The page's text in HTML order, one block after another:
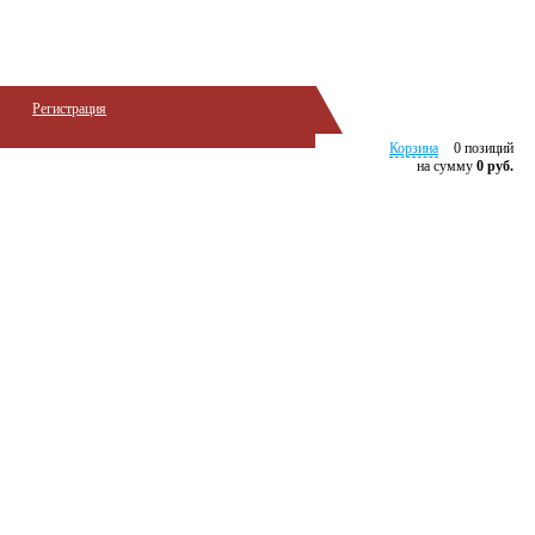
Регистрация
Корзина
0 позиций
на сумму 0 руб.